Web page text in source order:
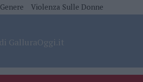
Violenza Sulle Donne
GalluraOggi.it